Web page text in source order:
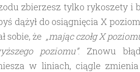
zbierzesz tylko rykoszety i
dążył do osiągnięcia X
sobie, że „mając czołg X
poziomu”. Znowu
w liniach, ciągle